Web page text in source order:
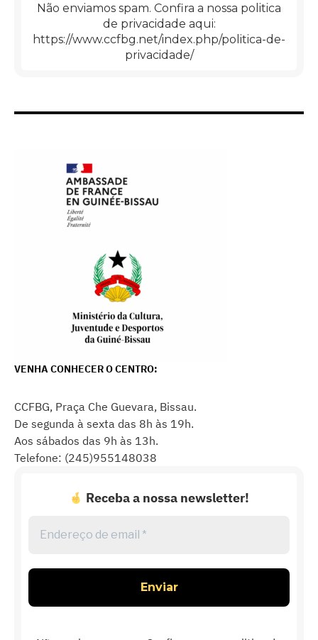
Não enviamos spam. Confira a nossa politica
de privacidade aqui:
https://www.ccfbg.net/index.php/politica-de-
privacidade/
VENHA CONHECER O CENTRO:
CCFBG, Praça Che Guevara, Bissau.
De segunda à sexta das 8h às 19h.
Aos sábados das 9h às 13h.
Telefone: (245)955148038
Receba a nossa newsletter!
de
*